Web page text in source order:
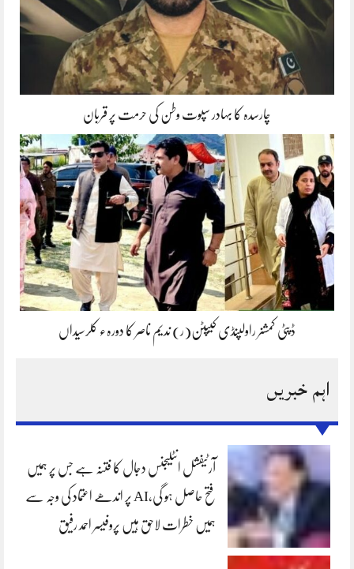
چارسدہ کا بہادر سپوت وطن کی حرمت پر قربان
ڈپٹی کمشنر راولپنڈی کیپٹن(ر) ندیم ناصر کا دورہء کلرسیداں
اہم خبریں
آرٹیفشل انٹلیجنس دجال کا فتنہ ہے جس پر ہمیں
فتح حاصل ہو گی،AI پر اندھے اعتماد کی وجہ سے
ہمیں خطرات لاحق ہیں پروفیسر احمد رفیق